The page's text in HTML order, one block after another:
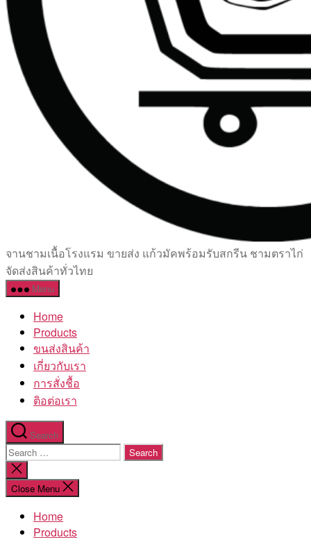
เซรามิค
ครบ
ครัน
โรงงาน
จานชามเนื้อโรงแรม ขายส่ง แก้วมัคพร้อมรับสกรีน ชามตราไก่
จัดส่งสินค้าทั่วไทย
Menu
Home
Products
ขนส่งสินค้า
เกี่ยวกับเรา
การสั่งชื้อ
ติอต่อเรา
Search
Search
for:
Close
search
Close Menu
Home
Products